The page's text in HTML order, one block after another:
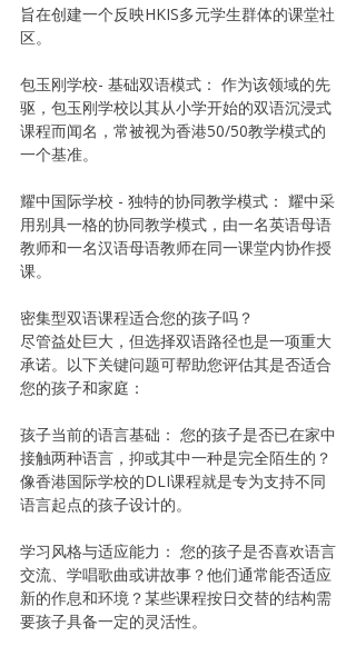
旨在创建一个反映HKIS多元学生群体的课堂社
区。
包玉刚学校- 基础双语模式： 作为该领域的先
驱，包玉刚学校以其从小学开始的双语沉浸式
课程而闻名，常被视为香港50/50教学模式的
一个基准。
耀中国际学校 - 独特的协同教学模式： 耀中采
用别具一格的协同教学模式，由一名英语母语
教师和一名汉语母语教师在同一课堂内协作授
课。
密集型双语课程适合您的孩子吗？
尽管益处巨大，但选择双语路径也是一项重大
承诺。以下关键问题可帮助您评估其是否适合
您的孩子和家庭：
孩子当前的语言基础： 您的孩子是否已在家中
接触两种语言，抑或其中一种是完全陌生的？
像香港国际学校的DLI课程就是专为支持不同
语言起点的孩子设计的。
学习风格与适应能力： 您的孩子是否喜欢语言
交流、学唱歌曲或讲故事？他们通常能否适应
新的作息和环境？某些课程按日交替的结构需
要孩子具备一定的灵活性。